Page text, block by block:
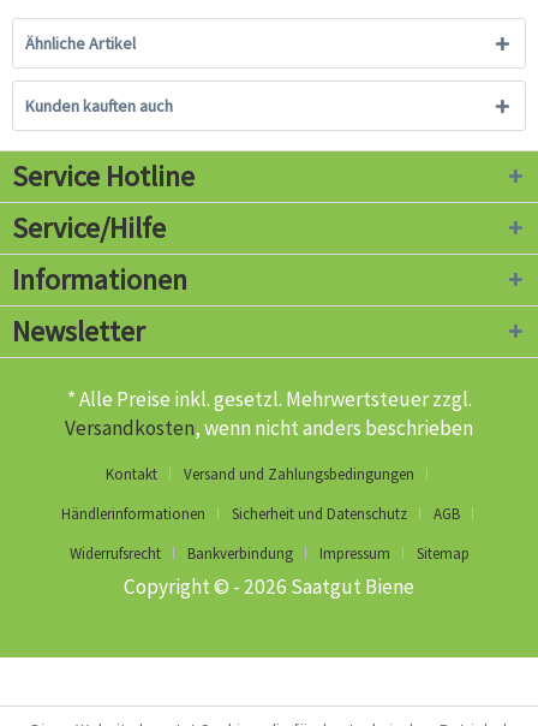
Ähnliche Artikel
Kunden kauften auch
Service Hotline
Service/Hilfe
Informationen
Newsletter
* Alle Preise inkl. gesetzl. Mehrwertsteuer zzgl.
Versandkosten, wenn nicht anders beschrieben
Kontakt
Versand und Zahlungsbedingungen
Händlerinformationen
Sicherheit und Datenschutz
AGB
Widerrufsrecht
Bankverbindung Impressum Sitemap
Copyright © - 2026 Saatgut Biene